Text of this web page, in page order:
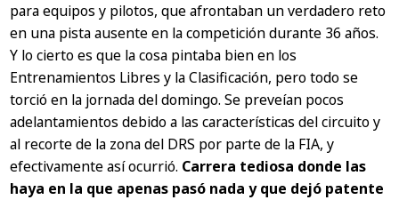
para equipos y pilotos, que afrontaban un verdadero reto
en una pista ausente en la competición durante 36 años.
Y lo cierto es que la cosa pintaba bien en los
Entrenamientos Libres y la Clasificación, pero todo se
torció en la jornada del domingo. Se preveían pocos
adelantamientos debido a las características del circuito y
al recorte de la zona del DRS por parte de la FIA, y
efectivamente así ocurrió. Carrera tediosa donde las
haya en la que apenas pasó nada y que dejó patente